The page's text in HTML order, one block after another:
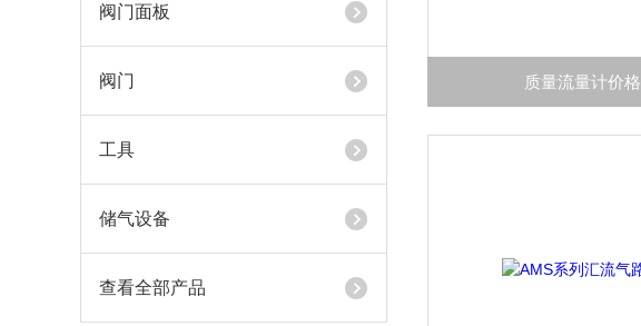
阀门面板
阀门
工具
储气设备
查看全部产品
质量流量计价格